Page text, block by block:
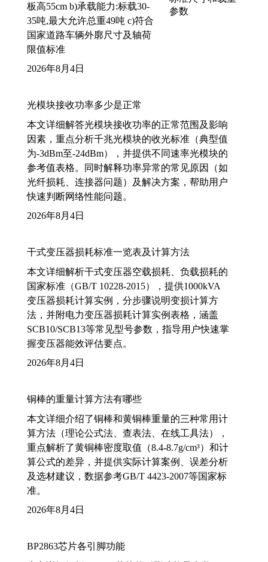
板高55cm b)承载能力:标载30-
35吨,最大允许总重49吨 c)符合
国家道路车辆外廓尺寸及轴荷
限值标准
2026年8月4日
光模块接收功率多少是正常
本文详细解答光模块接收功率的正常范围及影响
因素，重点分析千兆光模块的收光标准（典型值
为-3dBm至-24dBm），并提供不同速率光模块的
参考值表格。同时解释功率异常的常见原因（如
光纤损耗、连接器问题）及解决方案，帮助用户
快速判断网络性能问题。
2026年8月4日
干式变压器损耗标准一览表及计算方法
本文详细解析干式变压器空载损耗、负载损耗的
国家标准（GB/T 10228-2015），提供1000kVA
变压器损耗计算实例，分步骤说明变损计算方
法，并附电力变压器损耗计算实例表格，涵盖
SCB10/SCB13等常见型号参数，指导用户快速掌
握变压器能效评估要点。
2026年8月4日
铜棒的重量计算方法有哪些
本文详细介绍了铜棒和黄铜棒重量的三种常用计
算方法（理论公式法、查表法、在线工具法），
重点解析了黄铜棒密度取值（8.4-8.7g/cm³）和计
算公式的差异，并提供实际计算案例、误差分析
及选材建议，数据参考GB/T 4423-2007等国家标
准。
2026年8月4日
BP2863芯片各引脚功能